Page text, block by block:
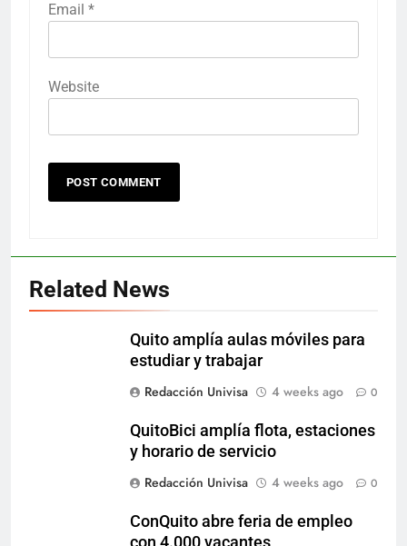
Email *
Website
Related News
Quito amplía aulas móviles para
estudiar y trabajar
Redacción Univisa
4 weeks ago 0
QuitoBici amplía flota, estaciones
y horario de servicio
Redacción Univisa
4 weeks ago 0
ConQuito abre feria de empleo